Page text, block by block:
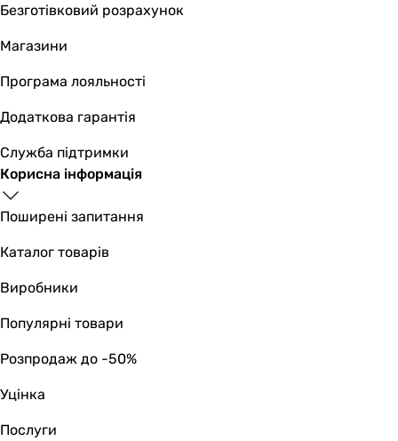
Безготівковий розрахунок
Магазини
Програма лояльності
Додаткова гарантія
Служба підтримки
Корисна інформація
Поширені запитання
Каталог товарів
Виробники
Популярні товари
Розпродаж до -50%
Уцінка
Послуги